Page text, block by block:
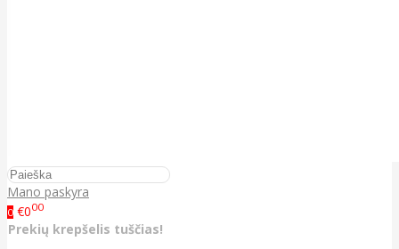
Mano paskyra
0 €000
Prekių krepšelis tuščias!